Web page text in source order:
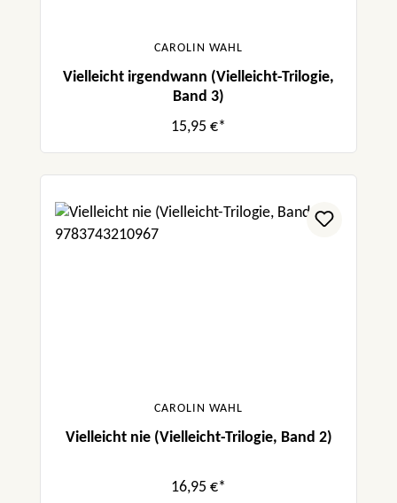
CAROLIN WAHL
Vielleicht irgendwann (Vielleicht-Trilogie,
Band 3)
15,95 €*
CAROLIN WAHL
Vielleicht nie (Vielleicht-Trilogie, Band 2)
16,95 €*